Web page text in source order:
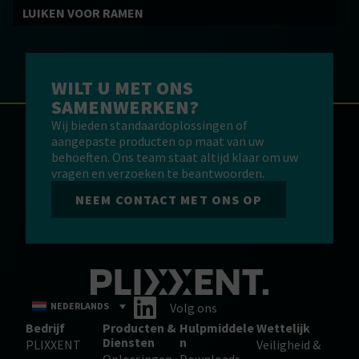
LUIKEN VOOR RAMEN
WILT U MET ONS
SAMENWERKEN?
Wij bieden standaardoplossingen of
aangepaste producten op maat van uw
behoeften. Ons team staat altijd klaar om uw
vragen en verzoeken te beantwoorden.
NEEM CONTACT MET ONS OP
NEDERLANDS
Volg ons
Bedrijf
PLIXXENT
Producten &
Diensten
Hulpmiddele
n
Wettelijk
Veiligheid &